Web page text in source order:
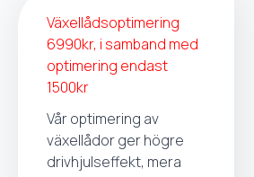
Växellådsoptimering
6990kr, i samband med
optimering endast
1500kr
Vår optimering av
växellådor ger högre
drivhjulseffekt, mera